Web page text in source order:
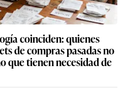
coinciden: quienes
de compras pasadas no
que tienen necesidad de